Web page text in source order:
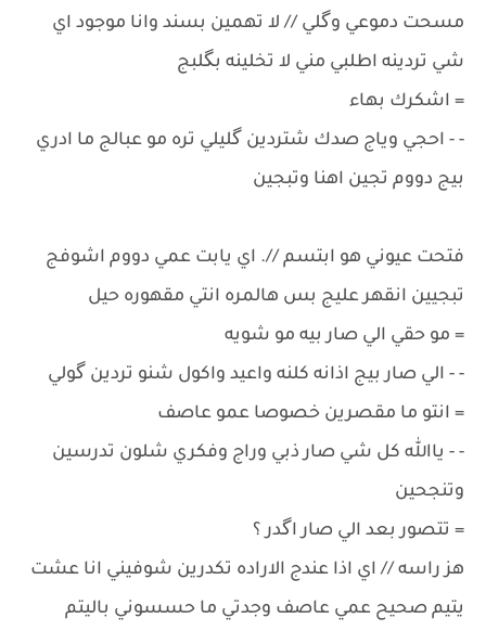
مسحت دموعي وگلي // لا تهمين بسند وانا موجود اي
شي تردينه اطلبي مني لا تخلينه بگلبج
= اشكرك بهاء
- - احجي وياج صدك شتردين گليلي تره مو عبالج ما ادري
بيج دووم تجين اهنا وتبجين
فتحت عيوني هو ابتسم //. اي يابت عمي دووم اشوفج
تبجيين انقهر عليج بس هالمره انتي مقهوره حيل
= مو حقي الي صار بيه مو شويه
- - الي صار بيج اذانه كلنه واعيد واكول شنو تردين گولي
= انتو ما مقصرين خصوصا عمو عاصف
- - ياالله كل شي صار ذبي وراج وفكري شلون تدرسين
وتنجحين
= تتصور بعد الي صار اگدر ؟
هز راسه // اي اذا عندج الاراده تكدرين شوفيني انا عشت
يتيم صحيح عمي عاصف وجدتي ما حسسوني باليتم